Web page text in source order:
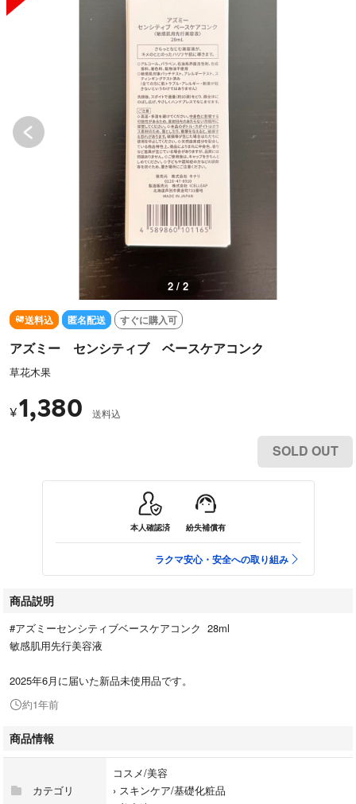
2 / 2
送料込 匿名配送 すぐに購入可
アズミー センシティブ ベースケアコンク
草花木果
¥1,380 送料込
SOLD OUT
本人確認済 紛失補償有
ラクマ安心・安全への取り組み
商品説明
#アズミーセンシティブベースケアコンク 28ml
敏感肌用先行美容液
2025年6月に届いた新品未使用品です。
約1年前
商品情報
カテゴリ
コスメ/美容
› スキンケア/基礎化粧品